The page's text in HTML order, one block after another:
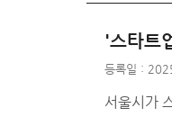
'스타트
등록일 :
서울시가